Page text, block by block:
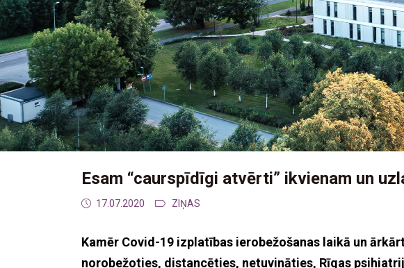
Esam “caurspīdīgi atvērti” ikvienam un
17.07.2020 ZIŅAS
Kamēr Covid-19 izplatības ierobežošanas laikā un
norobežoties, distancēties, netuvināties, Rīgas